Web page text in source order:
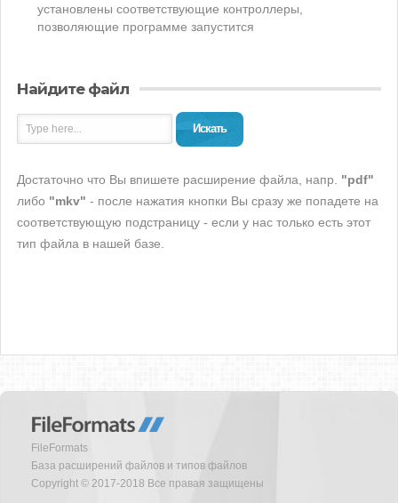
установлены соответствующие контроллеры,
позволяющие программе запустится
Найдите файл
Искать
Достаточно что Вы впишете расширение файла, напр. "pdf"
либо "mkv" - после нажатия кнопки Вы сразу же попадете на
соответствующую подстраницу - если у нас только есть этот
тип файла в нашей базе.
FileFormats
База расширений файлов и типов файлов
Copyright © 2017-2018 Все правая защищены